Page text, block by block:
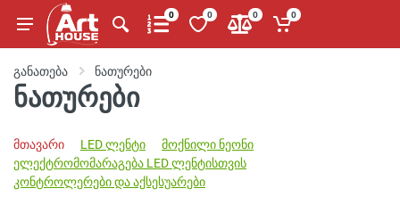
0 0 0 0
განათება ნათურები
ნათურები
მთავარი LED ლენტი
მოქნილი ნეონი
ელექტრომომარაგება LED ლენტისთვის
კონტროლერები და აქსესუარები